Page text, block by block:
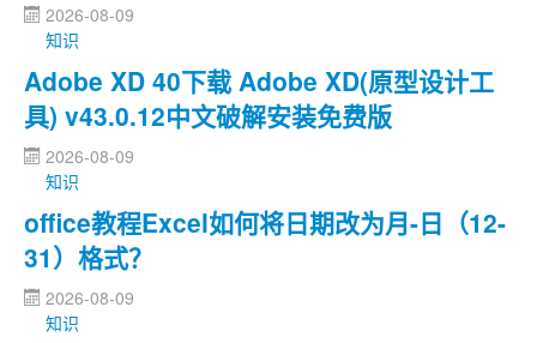
2026-08-09
知识
Adobe XD 40下载 Adobe XD(原型设计工
具) v43.0.12中文破解安装免费版
2026-08-09
知识
office教程Excel如何将日期改为月-日（12-
31）格式？
2026-08-09
知识